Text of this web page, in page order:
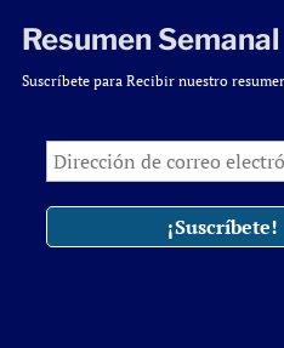
Resumen Semanal
Suscríbete para Recibir nuestro